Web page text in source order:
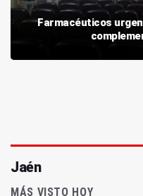
Farmacéuticos
Jaén
MÁS VISTO HOY